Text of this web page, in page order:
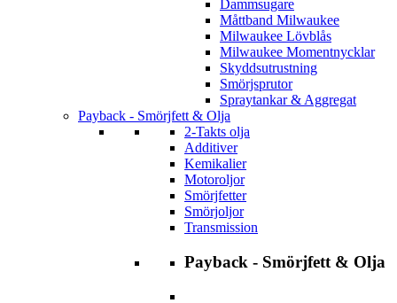
Dammsugare
Måttband Milwaukee
Milwaukee Lövblås
Milwaukee Momentnycklar
Skyddsutrustning
Smörjsprutor
Spraytankar & Aggregat
Payback - Smörjfett & Olja
2-Takts olja
Additiver
Kemikalier
Motoroljor
Smörjfetter
Smörjoljor
Transmission
Payback - Smörjfett & Olja